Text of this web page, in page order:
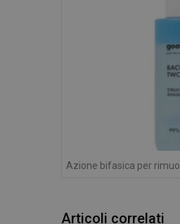
Azione bifasica per
Articoli correlati